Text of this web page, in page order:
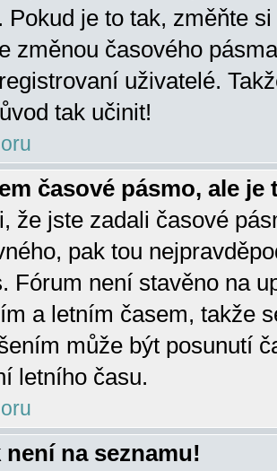
Pokud je to tak, změňte
změnou časového
uživatelé.
tak učinit!
časové pásmo, ale je
že jste zadali časové
pak tou
Fórum není stavěno na
a letním časem, takže
může být posunutí
letního času.
není na seznamu!